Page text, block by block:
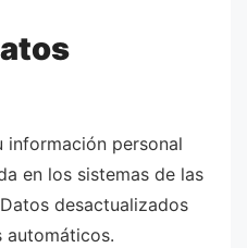
información personal
en los sistemas de las
desactualizados
automáticos.